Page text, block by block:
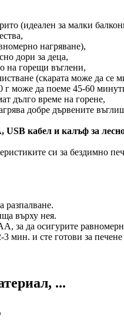
(идеален за малки
нагряване),
дори за деца,
на горещи въглени,
(скарата може да
г може да поеме 45-60
дълго време на горене,
добре дървените
кабел и калъф за
си за бездимно
разпалване.
върху нея.
за да осигурите
мин. и сте готови за печене
...